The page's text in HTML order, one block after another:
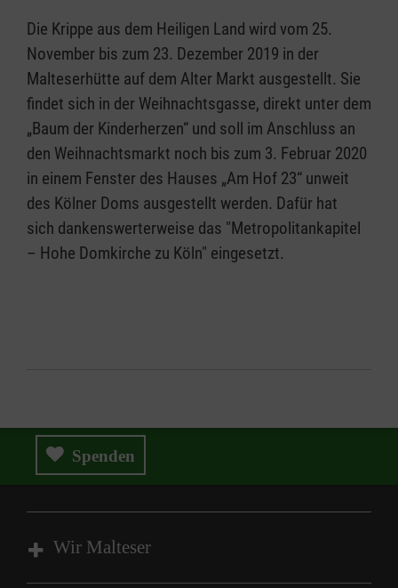
Die Krippe aus dem Heiligen Land wird vom 25.
November bis zum 23. Dezember 2019 in der
Malteserhütte auf dem Alter Markt ausgestellt. Sie
findet sich in der Weihnachtsgasse, direkt unter dem
„Baum der Kinderherzen“ und soll im Anschluss an
den Weihnachtsmarkt noch bis zum 3. Februar 2020
in einem Fenster des Hauses „Am Hof 23“ unweit
des Kölner Doms ausgestellt werden. Dafür hat
sich dankenswerterweise das "Metropolitankapitel
– Hohe Domkirche zu Köln" eingesetzt.
Spenden
Wir Malteser